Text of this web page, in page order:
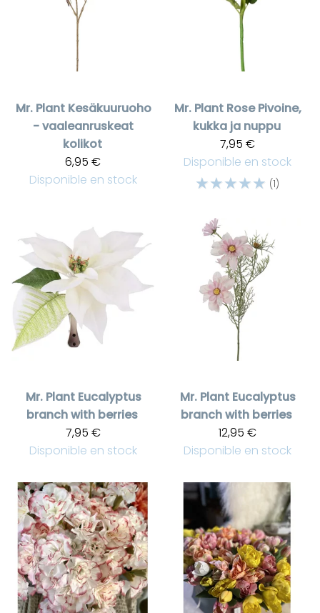
Mr. Plant Kesäkuuruoho
- vaaleanruskeat
kolikot
6,95 €
Disponible en stock
Mr. Plant Rose Pivoine,
kukka ja nuppu
7,95 €
Disponible en stock
☆☆☆☆☆ (1)
Mr. Plant Eucalyptus
branch with berries
7,95 €
Disponible en stock
Mr. Plant Eucalyptus
branch with berries
12,95 €
Disponible en stock